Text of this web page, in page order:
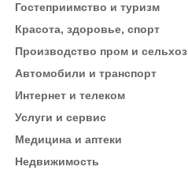
Гостеприимство и туризм
Красота, здоровье, спорт
Производство пром и сельхоз
Автомобили и транспорт
Интернет и телеком
Услуги и сервис
Медицина и аптеки
Недвижимость